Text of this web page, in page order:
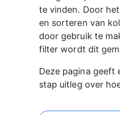
te vinden. Door
en sorteren van
door gebruik te
filter wordt dit
Deze pagina geeft
stap uitleg over